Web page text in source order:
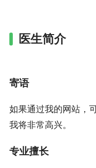
医生简介
寄语
如果通过我的网站，
我将非常高兴。
专业擅长